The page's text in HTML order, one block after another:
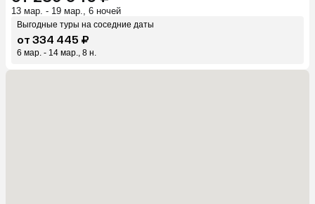
13 мар. - 19 мар., 6 ночей
Выгодные туры на соседние даты
от 334 445 ₽
6 мар. - 14 мар., 8 н.